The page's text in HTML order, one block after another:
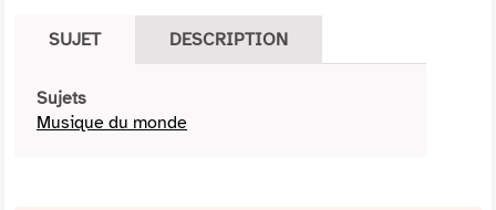
SUJET DESCRIPTION
Sujets
Musique du monde